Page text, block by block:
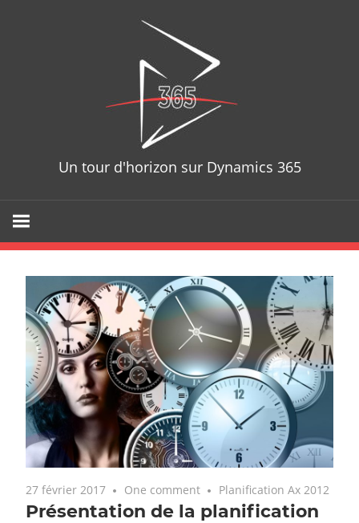
Un tour d'horizon sur Dynamics 365
27 février 2017 One comment Planification Ax 2012
Présentation de la planification